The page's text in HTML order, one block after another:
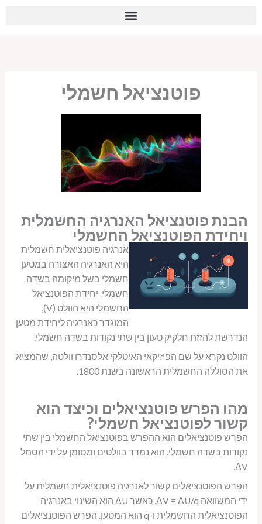
פוטנציאל חשמלי
הבנת פוטנציאל האנרגיה החשמלית
ויחידת הפוטנציאל החשמלי
אנרגיה פוטנציאלית חשמלית
היא האנרגיה האצורה במטען
חשמלי בשל מיקומה בשדה
חשמלי. יחידת הפוטנציאל
החשמלי היא הוולט (V),
המוגדר כאנרגיה ליחידת מטען
הנדרשת להזזת חלקיק טעון בין שתי נקודות בשדה חשמלי.
הוולט נקרא על שם הפיזיקאי האיטלקי אלסנדרו וולטה, שהמציא
את הסוללה החשמלית הראשונה בשנת 1800.
מהו הפרש פוטנציאלים וכיצד הוא
קשור לפוטנציאל חשמלי?
הפרש פוטנציאלים הוא ההפרש בפוטנציאל החשמלי בין שתי
נקודות בשדה חשמלי. הוא נמדד בוולטים ומסומן על ידי הסמל
ΔV.
הפרש הפוטנציאלים קשור לאנרגיה פוטנציאלית חשמלית על
ידי המשוואה ΔV = ΔU/q, כאשר ΔU הוא השינוי באנרגיה
הפוטנציאלית החשמלית ו-q הוא המטען. הפרש הפוטנציאלים